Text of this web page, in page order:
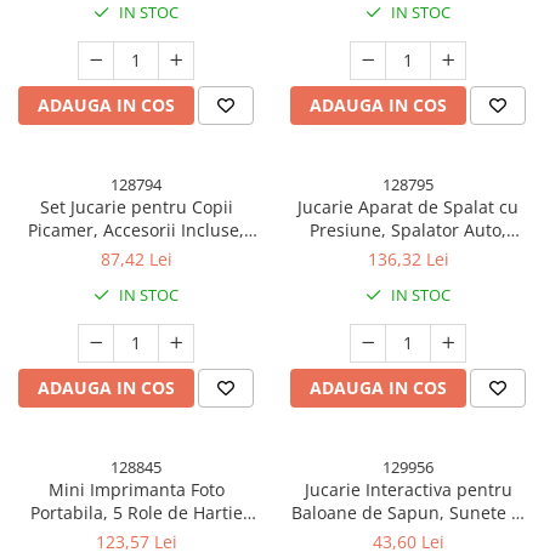
Baloane Latex
Baloane si Accesorii Absolvire
Banda adeziva
Confetti
Costume si Deghizare
Fete Masa si Perdele Franjurate
Lumanari si Toppere
Pompe Baloane
Seturi si Arcade Baloane
Articole Craciun Bucatarie
Brazi Craciun
Gri/Portocaliu
IN STOC
ADAUGA IN COS
Interactiv, +3 Ani, 30.5x25x11
cm, Negru/Portocaliu
IN STOC
ADAUGA IN COS
128794
Set Jucarie pentru Copii
Picamer, Accesorii Incluse,
Material Plastic, Interactiv,
Portocaliu
87,42 Lei
IN STOC
ADAUGA IN COS
128795
Jucarie Aparat de Spalat cu
Presiune, Spalator Auto,
Interactiv, Material Plastic,
cm, Portocaliu
136,32 Lei
IN STOC
ADAUGA IN COS
128845
Mini Imprimanta Foto
Portabila, 5 Role de Hartie
Termica, 5 Role Autocolante, 3
123,57 Lei
129956
Jucarie Interactiva pentru
Baloane de Sapun, Sunete si
Lumini, Model Dinozaur, cu 8
43,60 Lei